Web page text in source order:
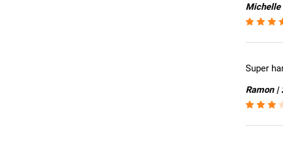
Michelle
Super
Ramon |